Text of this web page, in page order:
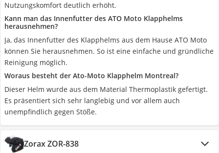
Nutzungskomfort deutlich erhöht.
Kann man das Innenfutter des ATO Moto Klapphelms
herausnehmen?
Ja, das Innenfutter des Klapphelms aus dem Hause ATO Moto
können Sie herausnehmen. So ist eine einfache und gründliche
Reinigung möglich.
Woraus besteht der Ato-Moto Klapphelm Montreal?
Dieser Helm wurde aus dem Material Thermoplastik gefertigt.
Es präsentiert sich sehr langlebig und vor allem auch
unempfindlich gegen Stöße.
Zorax ZOR-838